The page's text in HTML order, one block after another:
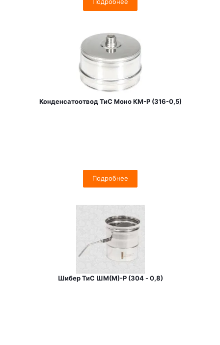
Конденсатоотвод ТиС Моно КМ-Р (316-0,5)
Подробнее
Шибер ТиС ШМ(М)-Р (304 - 0,8)